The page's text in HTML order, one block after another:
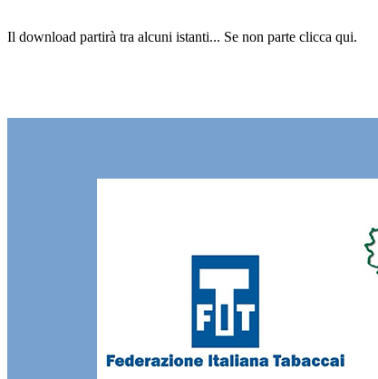
Il download partirà tra alcuni istanti... Se non parte clicca qui.